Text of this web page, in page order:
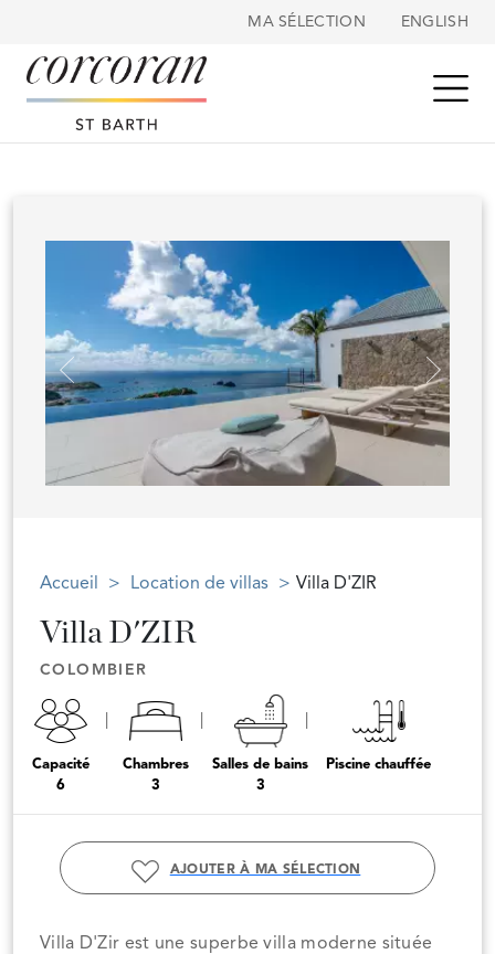
Panneau de gestion des cookiesMA SÉLECTION ENGLISH
Accueil Location de villas Villa D'ZIR
Villa D'ZIR
COLOMBIER
Capacité
6
Chambres
3
Salles de bains
3
Piscine chauffée
AJOUTER À MA SÉLECTION
Villa D'Zir est une superbe villa moderne située